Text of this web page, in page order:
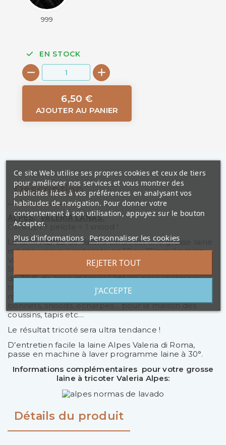
999
EN STOCK
6,50 €
AJOUTER AU PANIER
Description
ALPES. VALERIA LANAS.
Concept 1 pelote = 1 snood !
La laineALPESde Valeria Lanas est une grosse laine
mèche unie qui se tricote en 12 ou 15mm. La laine
Valeria Alpes est proposée en pelotes de 100g pour
50 m de fil. C’est une laine chaude et douce ( Riche
de 70 % de laine mérinos ) Idéale pour réaliser au
tricot ou au crochet des très gros pulls ou vestes,
mais aussi, des accessoires divers comme des
bonnets, snoods, écharpes… pour la maison des
coussins, tapis etc…
Le résultat tricoté sera ultra tendance !
D’entretien facile la laine Alpes Valeria di Roma,
passe en machine à laver programme laine à 30°.
Informations complémentaires pour votre grosse
laine à tricoter Valeria Alpes:
Détails du produit
Ce site Web utilise ses propres cookies et ceux de tiers
pour améliorer nos services et vous montrer des
publicités liées à vos préférences en analysant vos
habitudes de navigation. Pour donner votre
consentement à son utilisation, appuyez sur le bouton
Accepter.
Plus d'informations Personnaliser les cookies
REJETER TOUT
J'ACCEPTE